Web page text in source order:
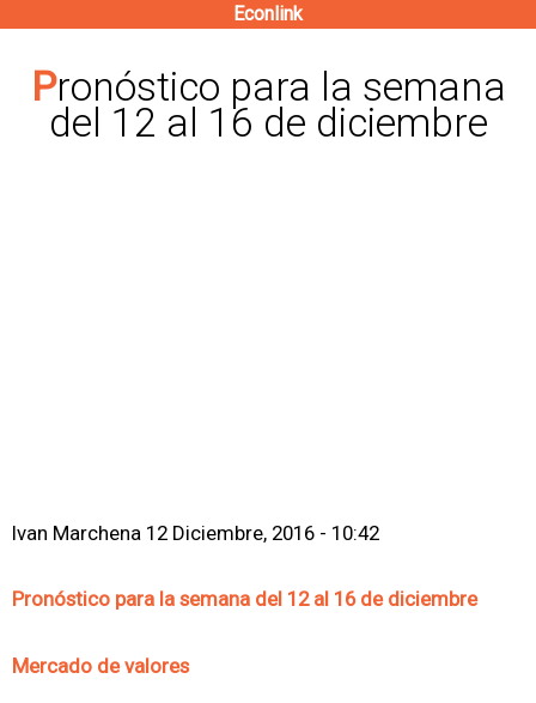
contenido
principal
Econlink
Pronóstico para la semana
del 12 al 16 de diciembre
Ivan Marchena 12 Diciembre, 2016 - 10:42
Pronóstico para la semana del 12 al 16 de diciembre
Mercado de valores